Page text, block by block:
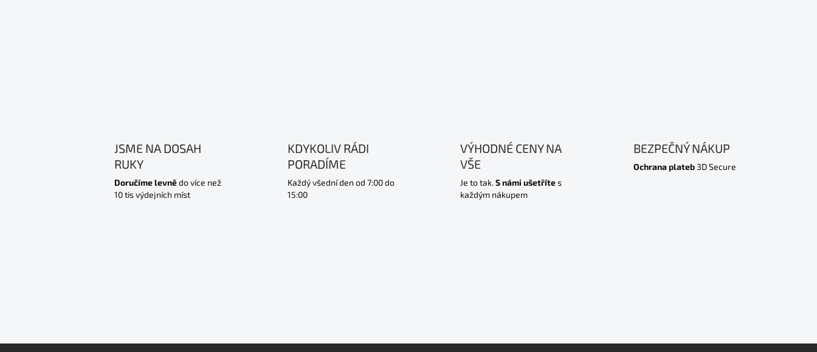
JSME NA DOSAH
RUKY
Doručíme levnědo více než
10 tis výdejních míst
KDYKOLIV RÁDI
PORADÍME
Každý všední den od 7:00 do
15:00
VÝHODNÉ CENY NA
VŠE
Je to tak.S námi ušetřítes
každým nákupem
BEZPEČNÝ NÁKUP
Ochrana plateb3D Secure